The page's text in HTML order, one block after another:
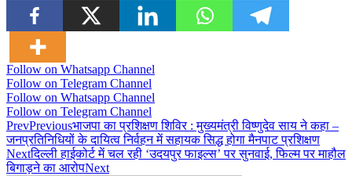
Follow on Whatsapp Channel
Follow on Telegram Channel
Follow on Whatsapp Channel
Follow on Telegram Channel
PrevPreviousभाजपा का प्रशिक्षण शिविर : मुख्यमंत्री विष्णुदेव साय ने कहा –
जनप्रतिनिधियों के दायित्व निर्वहन में सहायक सिद्ध होगा मैनपाट प्रशिक्षण
Nextदिल्ली हाईकोर्ट में चल रही ‘उदयपुर फाइल्स’ पर सुनवाई, फिल्म पर माहौल
बिगाड़ने का आरोपNext